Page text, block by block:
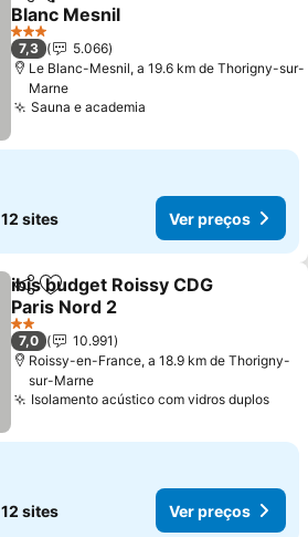
Blanc Mesnil
Ver preços
3 Estrelas
7,3
5.066
Le Blanc-Mesnil, a 19.6 km de Thorigny-sur-
Marne
Sauna e academia
12 sites Ver preços
PartilharAdicionar aos favoritos
ibis budget Roissy CDG
Paris Nord 2
Ver preços
2 Estrelas
7,0
10.991
Roissy-en-France, a 18.9 km de Thorigny-
sur-Marne
Isolamento acústico com vidros duplosVer
12 sites Ver preços